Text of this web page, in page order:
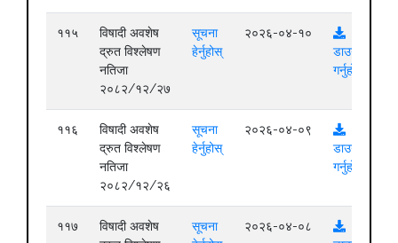
११५
विषादी अवशेष
द्रुत विश्लेषण
नतिजा
२०८२/१२/२७
सूचना
हेर्नुहोस्
२०२६-०४-१०
डाउनलोड
गर्नुहोस्
११६
विषादी अवशेष
द्रुत विश्लेषण
नतिजा
२०८२/१२/२६
सूचना
हेर्नुहोस्
२०२६-०४-०९
डाउनलोड
गर्नुहोस्
११७
विषादी अवशेष
सूचना
२०२६-०४-०८